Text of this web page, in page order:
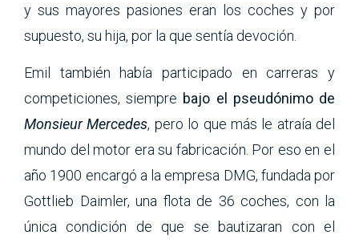
y sus mayores pasiones eran los coches y por
supuesto, su hija, por la que sentía devoción.
Emil también había participado en carreras y
competiciones, siempre bajo el pseudónimo de
Monsieur Mercedes, pero lo que más le atraía del
mundo del motor era su fabricación. Por eso en el
año 1900 encargó a la empresa DMG, fundada por
Gottlieb Daimler, una flota de 36 coches, con la
única condición de que se bautizaran con el